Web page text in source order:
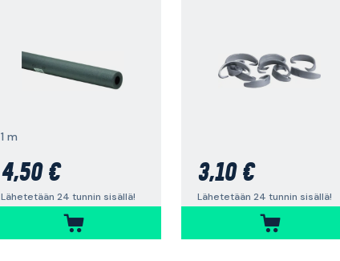
1 m
4,50 €
Lähetetään 24 tunnin sisällä!
3,10 €
Lähetetään 24 tunnin sisällä!